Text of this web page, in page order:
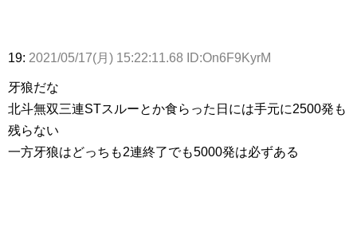
19: 2021/05/17(月) 15:22:11.68 ID:On6F9KyrM
牙狼だな
北斗無双三連STスルーとか食らった日には手元に2500発も
残らない
一方牙狼はどっちも2連終了でも5000発は必ずある